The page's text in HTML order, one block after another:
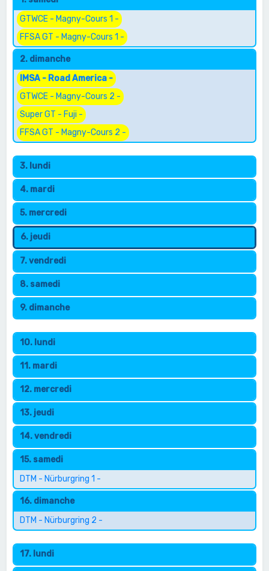
h
GTWCE - Magny-Cours 1 -
FFSA GT - Magny-Cours 1 -
2. dimanche
IMSA - Road America -
GTWCE - Magny-Cours 2 -
Super GT - Fuji -
FFSA GT - Magny-Cours 2 -
3. lundi
4. mardi
5. mercredi
6. jeudi
7. vendredi
8. samedi
9. dimanche
10. lundi
11. mardi
12. mercredi
13. jeudi
14. vendredi
15. samedi
DTM - Nürburgring 1 -
16. dimanche
DTM - Nürburgring 2 -
17. lundi